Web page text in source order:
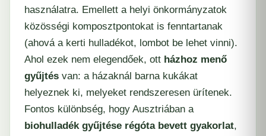
használatra. Emellett a helyi önkormányzatok
közösségi komposztpontokat is fenntartanak
(ahová a kerti hulladékot, lombot be lehet vinni).
Ahol ezek nem elegendőek, ott házhoz menő
gyűjtés van: a házaknál barna kukákat
helyeznek ki, melyeket rendszeresen ürítenek.
Fontos különbség, hogy Ausztriában a
biohulladék gyűjtése régóta bevett gyakorlat,